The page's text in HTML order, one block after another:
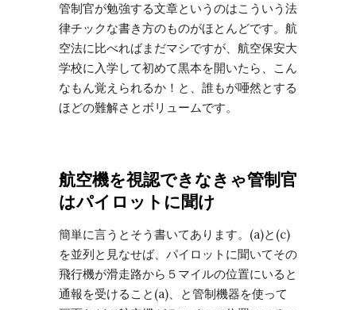
管制官が勉強する文章というのはこういう法
律チックな書き方のものがほとんどです。航
空法に比べればまだマシですが、航空保安大
学校に入学して初めて黒本を開いたら、こん
なもん覚えられるか！と、誰もが唖然とする
ほどの難解さとボリュームです。
航空機を視認できなきゃ管制官
はパイロットに聞け
簡単に言うとそう書いてあります。(a)と(c)
を並列と見なせば、パイロットに聞いてその
飛行機が滑走路から５マイルの位置にいると
通報を受けること(a)、と管制機器を使って